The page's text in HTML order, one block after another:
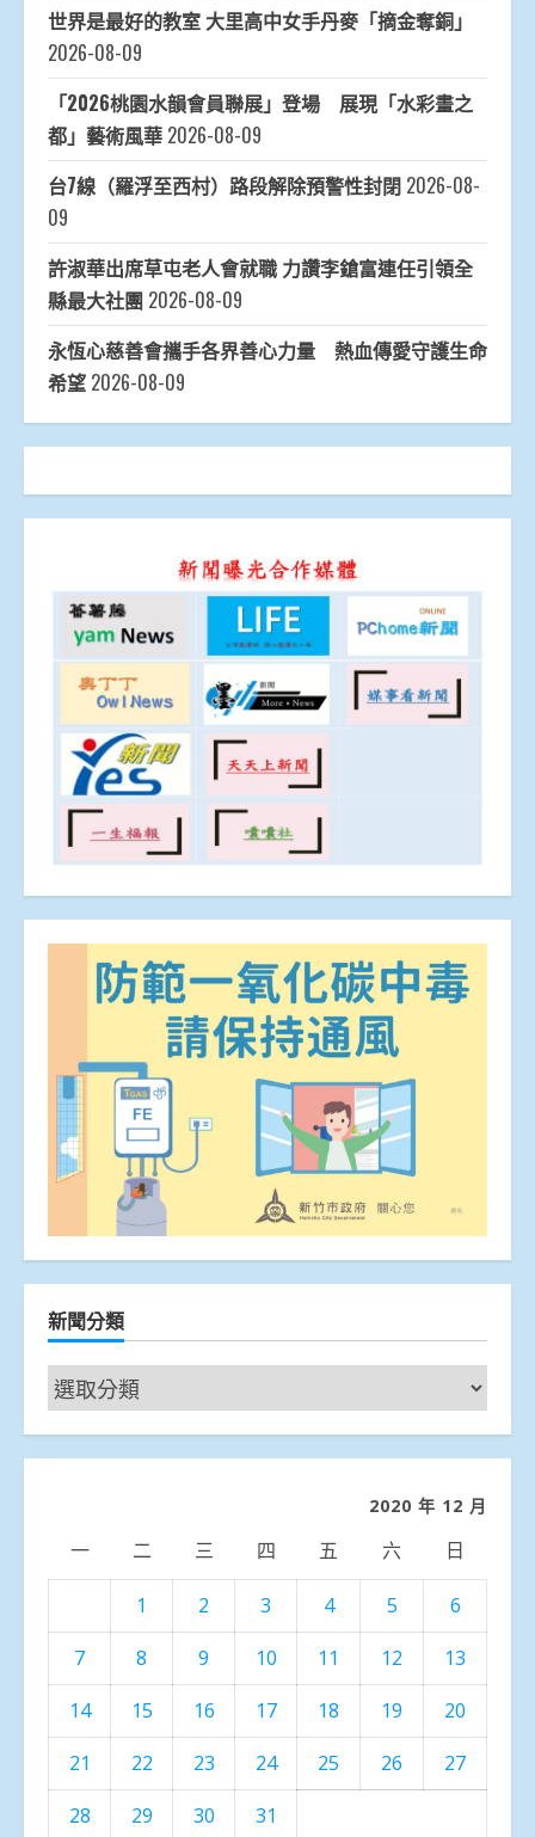
世界是最好的教室 大里高中女手丹麥「摘金奪銅」
2026-08-09
「2026桃園水韻會員聯展」登場 展現「水彩畫之
都」藝術風華 2026-08-09
台7線（羅浮至西村）路段解除預警性封閉 2026-08-
09
許淑華出席草屯老人會就職 力讚李鎗富連任引領全
縣最大社團 2026-08-09
永恆心慈善會攜手各界善心力量 熱血傳愛守護生命
希望 2026-08-09
新聞分類
新
聞
分
2020 年 12 月
一 二 三 四 五 六 日
1 2 3 4 5
6
7
8 9 10 11 12
13
14
15 16 17 18 19
20
21
22 23 24 25 26
27
28
29 30 31